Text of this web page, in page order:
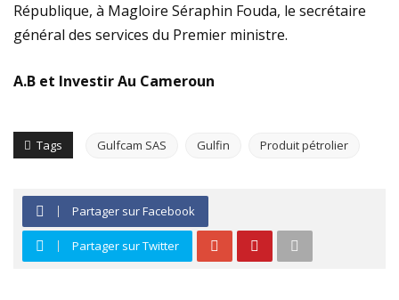
République, à Magloire Séraphin Fouda, le secrétaire
général des services du Premier ministre.
A.B et Investir Au Cameroun
Tags Gulfcam SAS Gulfin Produit pétrolier
Partager sur Facebook
Partager sur Twitter